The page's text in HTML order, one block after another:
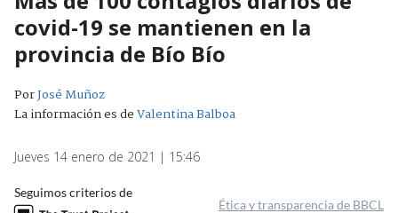
covid-19 se mantienen en la
provincia de Bío Bío
PorJosé Muñoz
La información es deValentina Balboa
Jueves 14 enero de 2021 | 15:46
Seguimos criterios de
Ética y transparencia de BBCL